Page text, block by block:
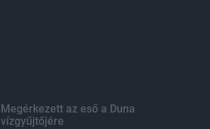
Megérkezett az eső a Duna
vízgyűjtőjére